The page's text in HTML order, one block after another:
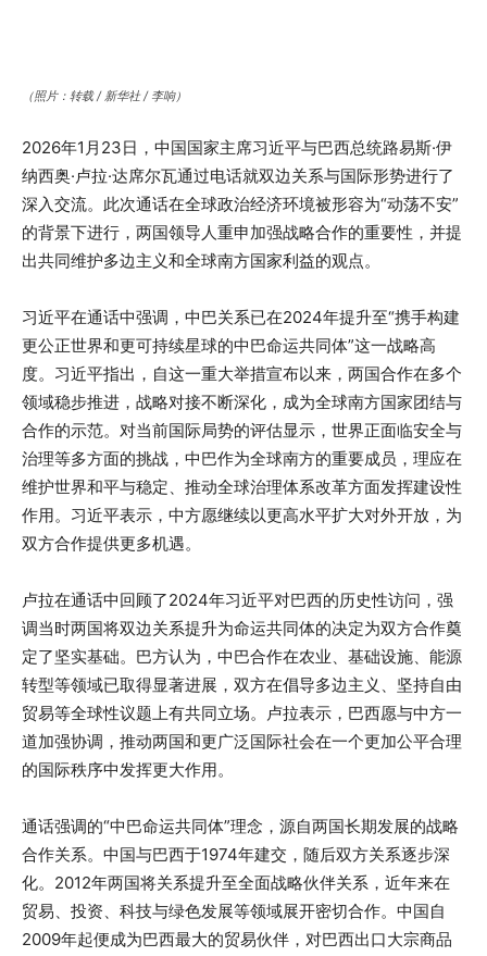
（照片：转载 / 新华社 / 李响）
2026年1月23日，中国国家主席习近平与巴西总统路易斯·伊
纳西奥·卢拉·达席尔瓦通过电话就双边关系与国际形势进行了
深入交流。此次通话在全球政治经济环境被形容为“动荡不安”
的背景下进行，两国领导人重申加强战略合作的重要性，并提
出共同维护多边主义和全球南方国家利益的观点。
习近平在通话中强调，中巴关系已在2024年提升至“携手构建
更公正世界和更可持续星球的中巴命运共同体”这一战略高
度。习近平指出，自这一重大举措宣布以来，两国合作在多个
领域稳步推进，战略对接不断深化，成为全球南方国家团结与
合作的示范。对当前国际局势的评估显示，世界正面临安全与
治理等多方面的挑战，中巴作为全球南方的重要成员，理应在
维护世界和平与稳定、推动全球治理体系改革方面发挥建设性
作用。习近平表示，中方愿继续以更高水平扩大对外开放，为
双方合作提供更多机遇。
卢拉在通话中回顾了2024年习近平对巴西的历史性访问，强
调当时两国将双边关系提升为命运共同体的决定为双方合作奠
定了坚实基础。巴方认为，中巴合作在农业、基础设施、能源
转型等领域已取得显著进展，双方在倡导多边主义、坚持自由
贸易等全球性议题上有共同立场。卢拉表示，巴西愿与中方一
道加强协调，推动两国和更广泛国际社会在一个更加公平合理
的国际秩序中发挥更大作用。
通话强调的“中巴命运共同体”理念，源自两国长期发展的战略
合作关系。中国与巴西于1974年建交，随后双方关系逐步深
化。2012年两国将关系提升至全面战略伙伴关系，近年来在
贸易、投资、科技与绿色发展等领域展开密切合作。中国自
2009年起便成为巴西最大的贸易伙伴，对巴西出口大宗商品